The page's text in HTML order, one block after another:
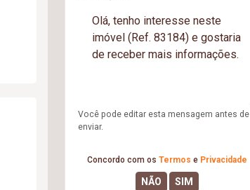
Você pode editar esta mensagem antes de
enviar.
Concordo com os Termos e Privacidade